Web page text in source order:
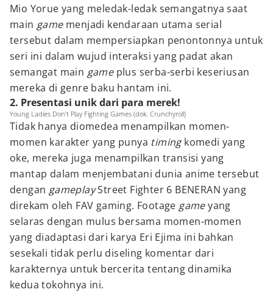
Mio Yorue yang meledak-ledak semangatnya saat
main game menjadi kendaraan utama serial
tersebut dalam mempersiapkan penontonnya untuk
seri ini dalam wujud interaksi yang padat akan
semangat main game plus serba-serbi keseriusan
mereka di genre baku hantam ini.
2. Presentasi unik dari para merek!
Young Ladies Don't Play Fighting Games (dok. Crunchyroll)
Tidak hanya diomedea menampilkan momen-
momen karakter yang punya timingkomedi yang
oke, mereka juga menampilkan transisi yang
mantap dalam menjembatani dunia anime tersebut
dengan gameplayStreet Fighter 6 BENERAN yang
direkam oleh FAV gaming. Footage gameyang
selaras dengan mulus bersama momen-momen
yang diadaptasi dari karya Eri Ejima ini bahkan
sesekali tidak perlu diseling komentar dari
karakternya untuk bercerita tentang dinamika
kedua tokohnya ini.